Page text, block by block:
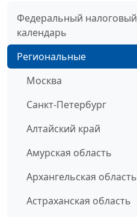
Федеральный налоговый
календарь
Региональные
Москва
Санкт-Петербург
Алтайский край
Амурская область
Архангельская область
Астраханская область